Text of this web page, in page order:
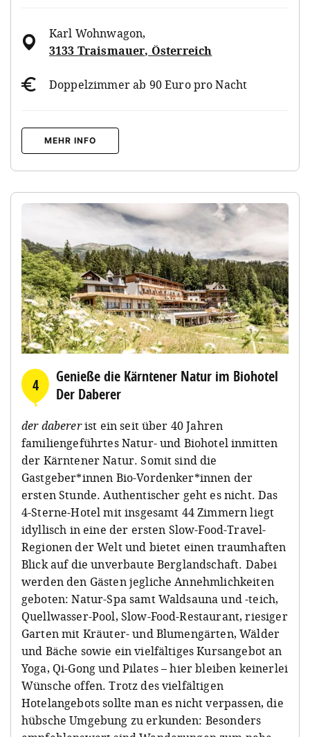
Karl Wohnwagon,
3133 Traismauer, Österreich
Doppelzimmer ab 90 Euro pro Nacht
MEHR INFO
4
Genieße die Kärntener Natur im Biohotel
Der Daberer
der dabererist ein seit über 40 Jahren
familiengeführtes Natur- und Biohotel inmitten
der Kärntener Natur. Somit sind die
Gastgeber*innen Bio-Vordenker*innen der
ersten Stunde. Authentischer geht es nicht. Das
4-Sterne-Hotel mit insgesamt 44 Zimmern liegt
idyllisch in eine der ersten Slow-Food-Travel-
Regionen der Welt und bietet einen traumhaften
Blick auf die unverbaute Berglandschaft. Dabei
werden den Gästen jegliche Annehmlichkeiten
geboten: Natur-Spa samt Waldsauna und -teich,
Quellwasser-Pool, Slow-Food-Restaurant, riesiger
Garten mit Kräuter- und Blumengärten, Wälder
und Bäche sowie ein vielfältiges Kursangebot an
Yoga, Qi-Gong und Pilates – hier bleiben keinerlei
Wünsche offen. Trotz des vielfältigen
Hotelangebots sollte man es nicht verpassen, die
hübsche Umgebung zu erkunden: Besonders